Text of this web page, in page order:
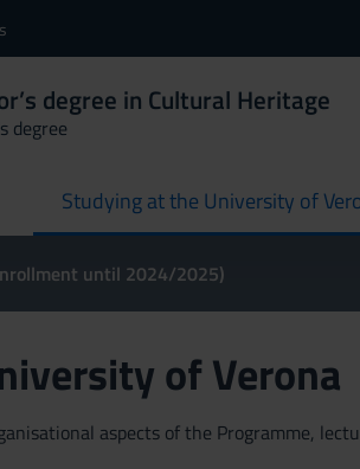
degree in Cultural Heritage
degree
Studying at the University of
until 2024/2025)
of Verona
aspects of the Programme,